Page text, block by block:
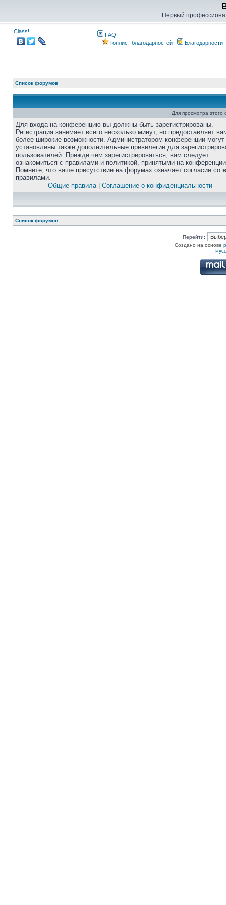
Первый
Class!
FAQ
Топлист благодарностей
Благодарности
Список форумов
Для просмотра
Для входа на конференцию вы должны быть зарегистрированы.
Регистрация занимает всего несколько минут, но предоставляет
более широкие возможности. Администратором конференции
установлены также дополнительные привилегии для
пользователей. Прежде чем зарегистрироваться, вам следует
ознакомиться с правилами и политикой, принятыми на
Помните, что ваше присутствие на форумах означает согласие со
правилами.
Общие правила| Соглашение о конфиденциальности
Список форумов
Перейти:
Создано на основе